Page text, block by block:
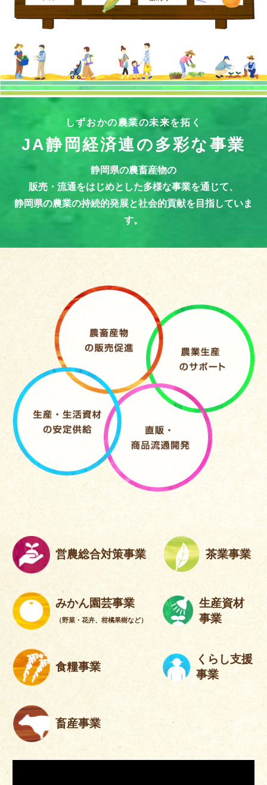
しずおかの農業の未来を拓く
JA静岡経済連の多彩な事業
静岡県の農畜産物の
販売・流通をはじめとした多様な事業を通じて、
静岡県の農業の持続的発展と社会的貢献を目指していま
す。
営農総合対策事業 茶業事業
みかん園芸事業
（野菜・花卉、柑橘果樹など）
生産資材
事業
食糧事業
くらし支援
事業
畜産事業